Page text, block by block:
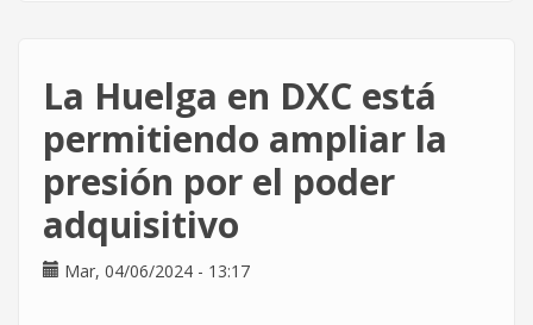
arrancan
primeros
avances
en
el
poder
aunque
La Huelga en DXC está
permitiendo ampliar la
presión por el poder
adquisitivo
Mar, 04/06/2024 - 13:17